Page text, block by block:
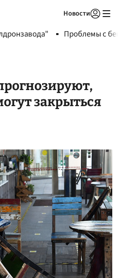
Новости
Проблемы с
закрыться